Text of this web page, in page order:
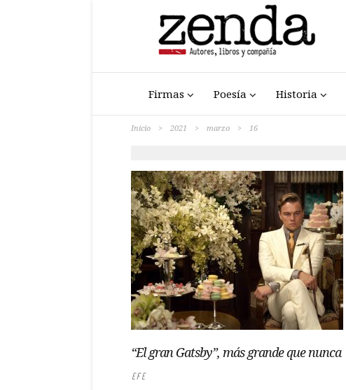
Firmas Poesía Historia
Inicio > 2021 > marzo > 16
“El gran Gatsby”, más grande que nunca
EFE